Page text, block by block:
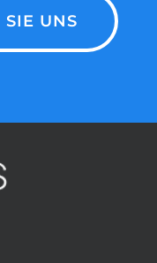
SIE UNS